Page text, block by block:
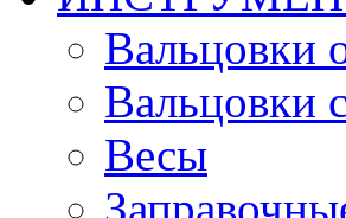
Вальцовки
Вальцовки
Весы